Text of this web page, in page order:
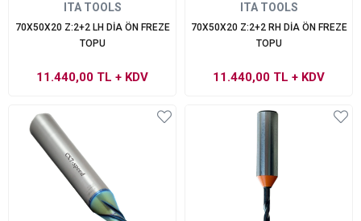
ITA TOOLS
70X50X20 Z:2+2 LH DİA ÖN FREZE
TOPU
11.440,00 TL + KDV
ITA TOOLS
70X50X20 Z:2+2 RH DİA ÖN FREZE
TOPU
11.440,00 TL + KDV